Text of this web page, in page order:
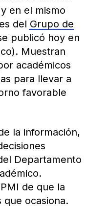
en el mismo
del Grupo de
publicó hoy en
Muestran
académicos
para llevar a
favorable
la información,
Departamento
de que la
ocasiona.